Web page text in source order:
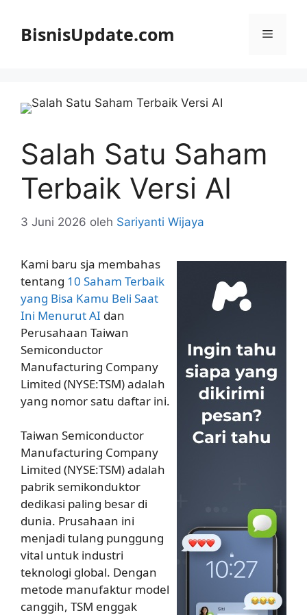
BisnisUpdate.com Menu
Salah Satu Saham
Terbaik Versi AI
3 Juni 2026 oleh Sariyanti Wijaya
Kami baru sja membahas
tentang 10 Saham Terbaik
yang Bisa Kamu Beli Saat
Ini Menurut AI dan
Perusahaan Taiwan
Semiconductor
Manufacturing Company
Limited (NYSE:TSM) adalah
yang nomor satu daftar ini.
Taiwan Semiconductor
Manufacturing Company
Limited (NYSE:TSM) adalah
pabrik semikonduktor
dedikasi paling besar di
dunia. Prusahaan ini
menjadi tulang punggung
vital untuk industri
teknologi global. Dengan
metode manufaktur model
canggih, TSM enggak